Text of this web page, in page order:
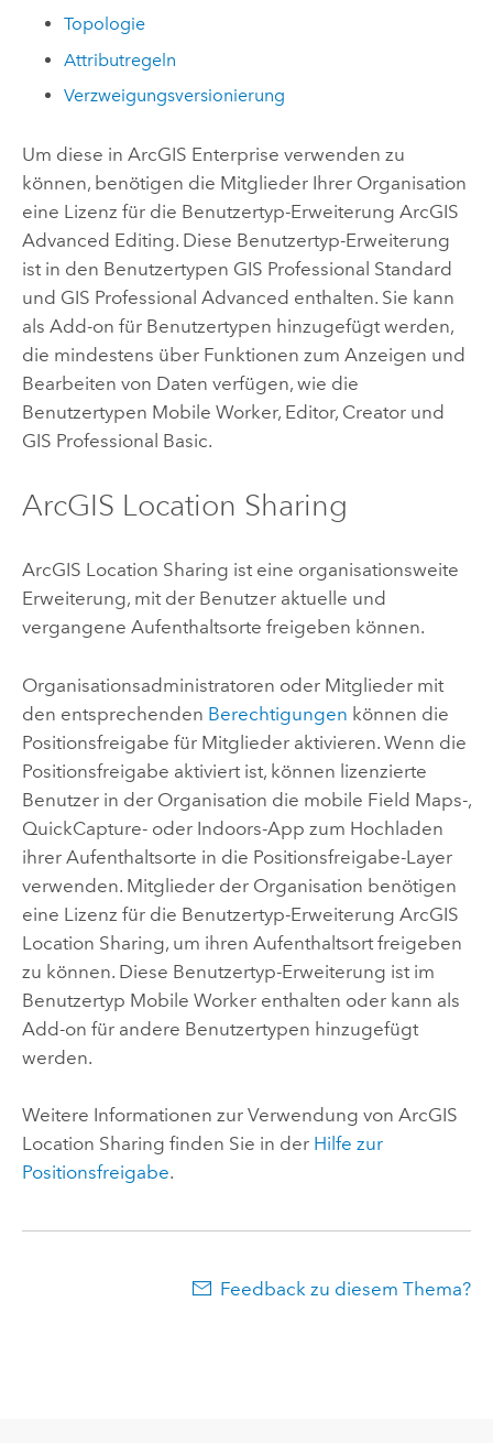
Topologie
Attributregeln
Verzweigungsversionierung
Um diese in ArcGIS Enterprise verwenden zu
können, benötigen die Mitglieder Ihrer Organisation
eine Lizenz für die Benutzertyp-Erweiterung ArcGIS
Advanced Editing. Diese Benutzertyp-Erweiterung
ist in den Benutzertypen GIS Professional Standard
und GIS Professional Advanced enthalten. Sie kann
als Add-on für Benutzertypen hinzugefügt werden,
die mindestens über Funktionen zum Anzeigen und
Bearbeiten von Daten verfügen, wie die
Benutzertypen Mobile Worker, Editor, Creatorund
GIS Professional Basic.
ArcGIS Location Sharing
ArcGIS Location Sharing ist eine organisationsweite
Erweiterung, mit der Benutzer aktuelle und
vergangene Aufenthaltsorte freigeben können.
Organisationsadministratoren oder Mitglieder mit
den entsprechenden Berechtigungen können die
Positionsfreigabe für Mitglieder aktivieren. Wenn die
Positionsfreigabe aktiviert ist, können lizenzierte
Benutzer in der Organisation die mobile Field Maps-,
QuickCapture- oder Indoors-App zum Hochladen
ihrer Aufenthaltsorte in die Positionsfreigabe-Layer
verwenden. Mitglieder der Organisation benötigen
eine Lizenz für die Benutzertyp-Erweiterung ArcGIS
Location Sharing, um ihren Aufenthaltsort freigeben
zu können. Diese Benutzertyp-Erweiterung ist im
Benutzertyp Mobile Workerenthalten oder kann als
Add-on für andere Benutzertypen hinzugefügt
werden.
Weitere Informationen zur Verwendung von ArcGIS
Location Sharing finden Sie in der Hilfe zur
Positionsfreigabe.
Feedback zu diesem Thema?